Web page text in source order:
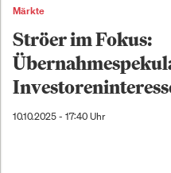
Märkte
Ströer im Fokus:
10.10.2025 - 17:40 Uhr